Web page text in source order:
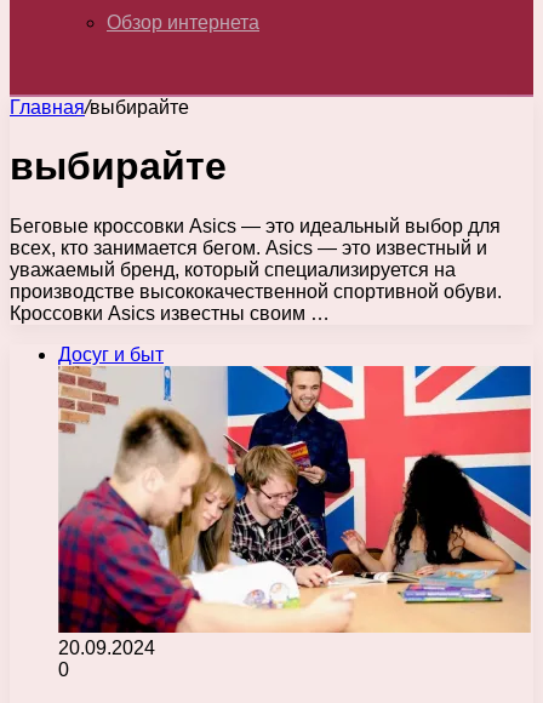
Обзор интернета
Главная/выбирайте
выбирайте
Беговые кроссовки Asics — это идеальный выбор для
всех, кто занимается бегом. Asics — это известный и
уважаемый бренд, который специализируется на
производстве высококачественной спортивной обуви.
Кроссовки Asics известны своим …
Досуг и быт
20.09.2024
0